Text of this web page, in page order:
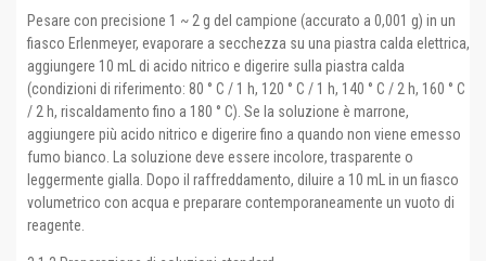
Pesare con precisione 1 ~ 2 g del campione (accurato a 0,001 g) in un
fiasco Erlenmeyer, evaporare a secchezza su una piastra calda elettrica,
aggiungere 10 mL di acido nitrico e digerire sulla piastra calda
(condizioni di riferimento: 80 ° C / 1 h, 120 ° C / 1 h, 140 ° C / 2 h, 160 ° C
/ 2 h, riscaldamento fino a 180 ° C). Se la soluzione è marrone,
aggiungere più acido nitrico e digerire fino a quando non viene emesso
fumo bianco. La soluzione deve essere incolore, trasparente o
leggermente gialla. Dopo il raffreddamento, diluire a 10 mL in un fiasco
volumetrico con acqua e preparare contemporaneamente un vuoto di
reagente.